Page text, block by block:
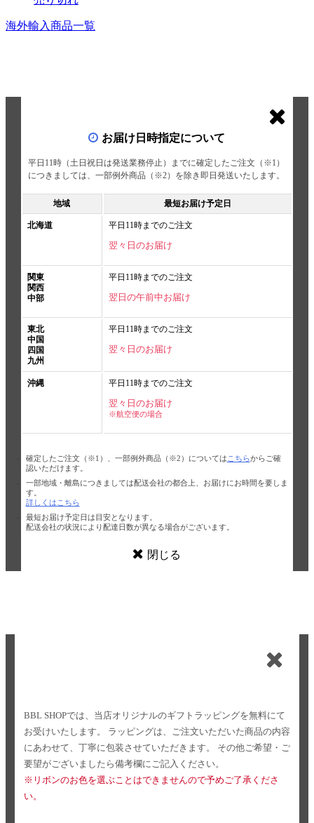
海外輸入商品一覧
お届け日時指定について
平日11時（土日祝日は発送業務停止）までに確定したご注文（※1）
につきましては、一部例外商品（※2）を除き即日発送いたします。
地域 最短お届け予定日
北海道 平日11時までのご注文
翌々日のお届け
関東
関西
中部
平日11時までのご注文
翌日の午前中お届け
東北
中国
四国
九州
平日11時までのご注文
翌々日のお届け
沖縄 平日11時までのご注文
翌々日のお届け
※航空便の場合
確定したご注文（※1）、一部例外商品（※2）については こちらからご確
認いただけます。
一部地域・離島につきましては配送会社の都合上、お届けにお時間を要しま
す。
詳しくはこちら
最短お届け予定日は目安となります。
配送会社の状況により配達日数が異なる場合がございます。
閉じる
BBL SHOPでは、当店オリジナルのギフトラッピングを無料にて
お受けいたします。
ラッピングは、ご注文いただいた商品の内容
にあわせて、丁寧に包装させていただきます。
その他ご希望・ご
要望がございましたら備考欄にご記入ください。
※リボンのお色を選ぶことはできませんので予めご了承くださ
い。